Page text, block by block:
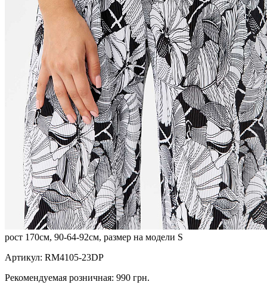
рост 170см, 90-64-92см, размер на модели S
Артикул: RM4105-23DP
Рекомендуемая розничная: 990 грн.